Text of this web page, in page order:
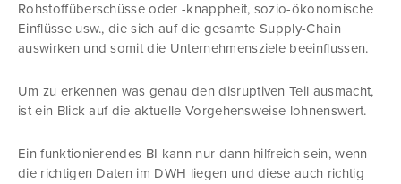
Rohstoffüberschüsse oder -knappheit, sozio-ökonomische
Einflüsse usw., die sich auf die gesamte Supply-Chain
auswirken und somit die Unternehmensziele beeinflussen.
Um zu erkennen was genau den disruptiven Teil ausmacht,
ist ein Blick auf die aktuelle Vorgehensweise lohnenswert.
Ein funktionierendes BI kann nur dann hilfreich sein, wenn
die richtigen Daten im DWH liegen und diese auch richtig